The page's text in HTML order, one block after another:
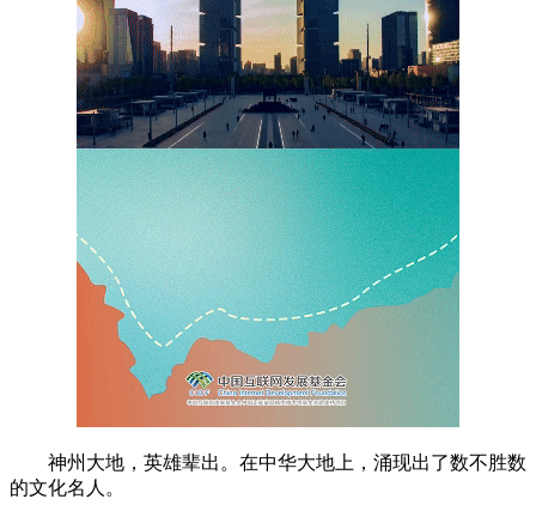
神州大地，英雄辈出。在中华大地上，涌现出了数不胜数
的文化名人。